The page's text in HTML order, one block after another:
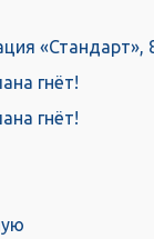
«Стандарт»,
гнёт!
гнёт!